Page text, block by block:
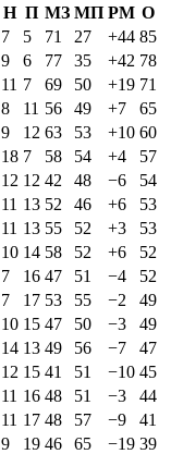
Н П МЗ МП РМ О
7 5 71 27 +44 85
9 6 77 35 +42 78
11 7 69 50 +19 71
8 11 56 49 +7
65
9 12 63 53 +10 60
18 7 58 54 +4
57
12 12 42 48 −6
54
11 13 52 46 +6
53
11 13 55 52 +3
53
10 14 58 52 +6
52
7 16 47 51 −4
52
7 17 53 55 −2
49
10 15 47 50 −3
49
14 13 49 56 −7
47
12 15 41 51 −10 45
11 16 48 51 −3
44
11 17 48 57 −9
41
9 19 46 65 −19 39